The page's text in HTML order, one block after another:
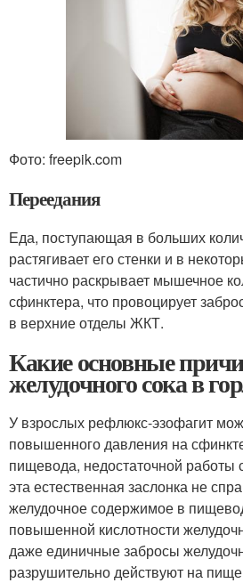
Фото: freepik.com
Переедания
Еда, поступающая в больших
растягивает его стенки и в
частично раскрывает мышечное
сфинктера, что провоцирует
в верхние отделы ЖКТ.
Какие основные
желудочного сока в
У взрослых рефлюкс-эзофагит
повышенного давления на
пищевода, недостаточной работы
эта естественная заслонка не
желудочное содержимое в
повышенной кислотности
даже единичные забросы
разрушительно действуют на